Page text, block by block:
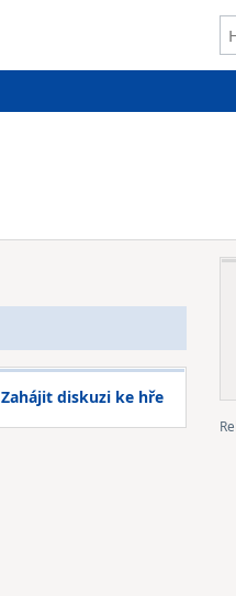
Zahájit diskuzi ke hře